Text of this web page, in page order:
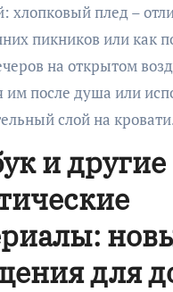
хлопковый плед –
пикников или как
на открытом
им после душа или
слой на
и другие
для